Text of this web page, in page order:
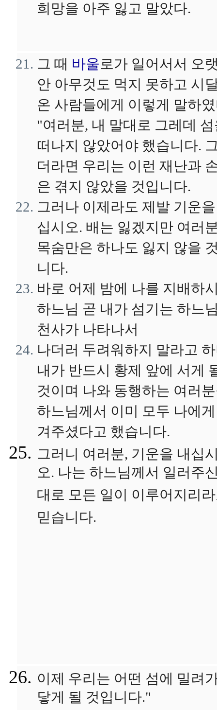
희망을 아주 잃고 말았다.
그 때 바울 로가 일어서서 오
안 아무것도 먹지 못하고 시
온 사람들에게 이렇게 말하
"여러분, 내 말대로 그레데
떠나지 않았어야 했습니다.
더라면 우리는 이런 재난과
은 겪지 않았을 것입니다.
그러나 이제라도 제발 기운
십시오. 배는 잃겠지만 여러
목숨만은 하나도 잃지 않을
니다.
바로 어제 밤에 나를 지배하
하느님 곧 내가 섬기는 하느
천사가 나타나서
나더러 두려워하지 말라고
내가 반드시 황제 앞에 서게
것이며 나와 동행하는 여러
하느님께서 이미 모두 나에
겨주셨다고 했습니다.
그러니 여러분, 기운을 내십
오. 나는 하느님께서 일러주
대로 모든 일이 이루어지리
믿습니다.
이제 우리는 어떤 섬에 밀려
닿게 될 것입니다."